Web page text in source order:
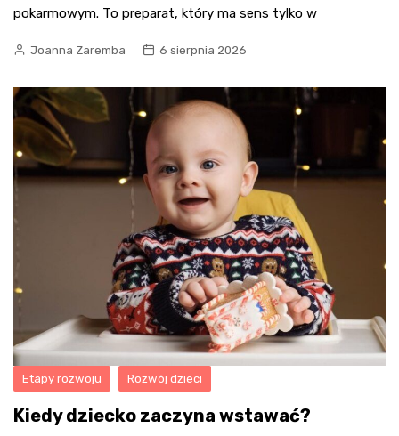
pokarmowym. To preparat, który ma sens tylko w
Joanna Zaremba 6 sierpnia 2026
Etapy rozwoju Rozwój dzieci
Kiedy dziecko zaczyna wstawać?